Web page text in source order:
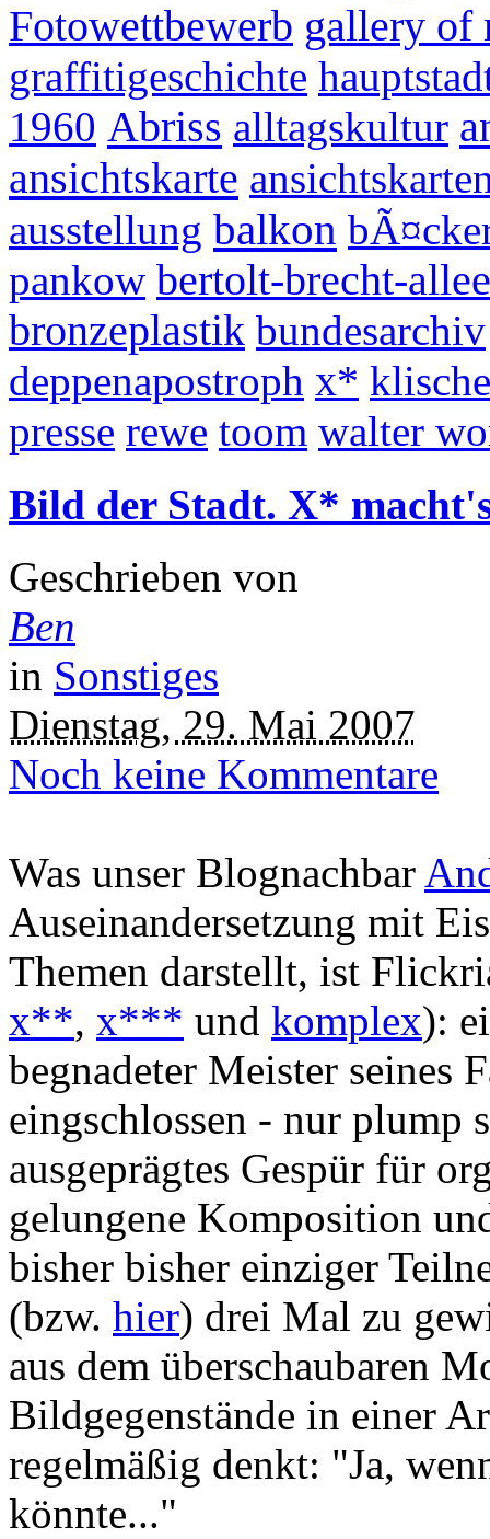
Fotowettbewerb gallery of
graffitigeschichte
1960 Abriss alltagskultur
ansichtskarte
ausstellung balkon
pankow bertolt-brecht-allee
bronzeplastik bundesarchiv
deppenapostroph x*
presse rewe toom walter
Bild der Stadt. X*
Geschrieben von
Ben
in Sonstiges
Dienstag, 29. Mai 2007
Noch keine Kommentare
Was unser Blognachbar
Auseinandersetzung mit
Themen darstellt, ist
x**, x*** und komplex):
begnadeter Meister seines
eingschlossen - nur plump
ausgeprägtes Gespür für
gelungene Komposition
bisher bisher einziger
(bzw. hier) drei Mal zu
aus dem überschaubaren
Bildgegenstände in einer
regelmäßig denkt: "Ja,
könnte..."